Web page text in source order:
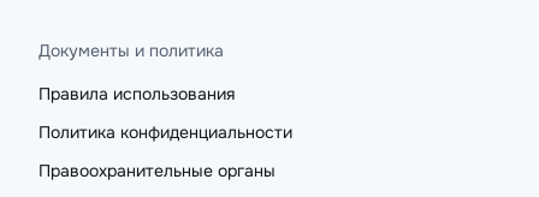
Документы и политика
Правила использования
Политика конфиденциальности
Правоохранительные органы